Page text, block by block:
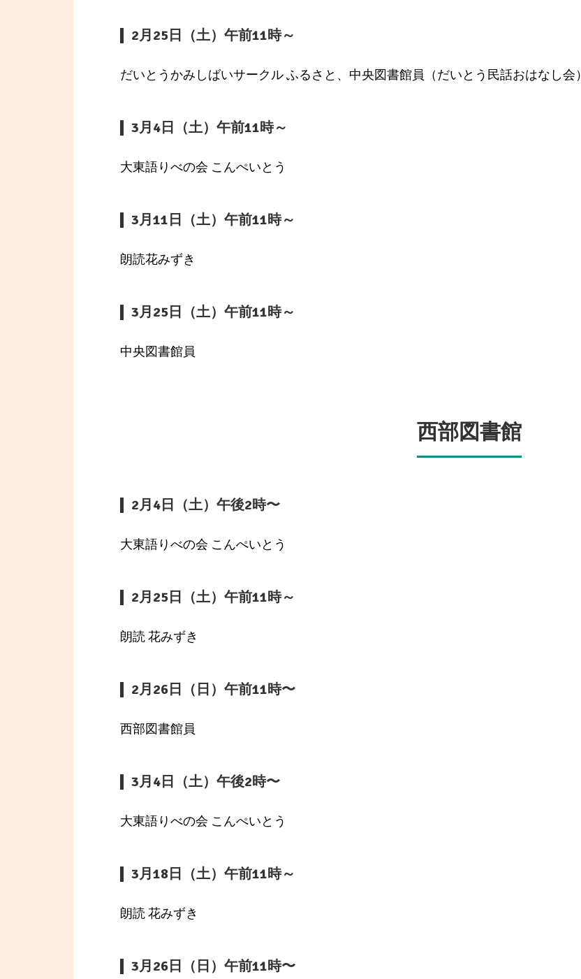
2月25日（土）午前11時～
だいとうかみしばいサークル ふるさと、中央図書館員（だいとう民話おはなし会）
3月4日（土）午前11時～
大東語りべの会 こんぺいとう
3月11日（土）午前11時～
朗読花みずき
3月25日（土）午前11時～
中央図書館員
西部図書館
2月4日（土）午後2時〜
大東語りべの会 こんぺいとう
2月25日（土）午前11時～
朗読 花みずき
2月26日（日）午前11時〜
西部図書館員
3月4日（土）午後2時〜
大東語りべの会 こんぺいとう
3月18日（土）午前11時～
朗読 花みずき
3月26日（日）午前11時〜